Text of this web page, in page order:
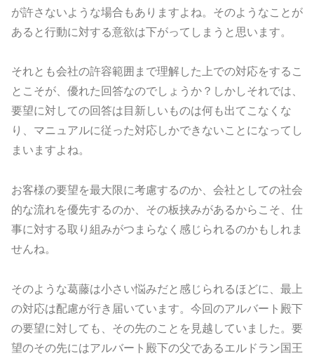
が許さないような場合もありますよね。そのようなことが
あると行動に対する意欲は下がってしまうと思います。
それとも会社の許容範囲まで理解した上での対応をするこ
とこそが、優れた回答なのでしょうか？しかしそれでは、
要望に対しての回答は目新しいものは何も出てこなくな
り、マニュアルに従った対応しかできないことになってし
まいますよね。
お客様の要望を最大限に考慮するのか、会社としての社会
的な流れを優先するのか、その板挟みがあるからこそ、仕
事に対する取り組みがつまらなく感じられるのかもしれま
せんね。
そのような葛藤は小さい悩みだと感じられるほどに、最上
の対応は配慮が行き届いています。今回のアルバート殿下
の要望に対しても、その先のことを見越していました。要
望のその先にはアルバート殿下の父であるエルドラン国王